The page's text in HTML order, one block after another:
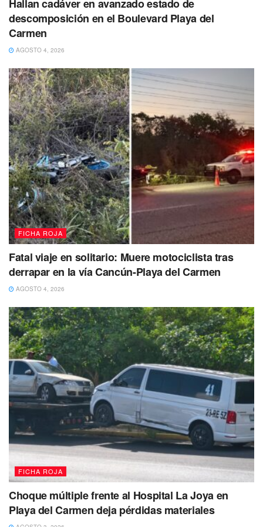
Más tardeen una segunda diligencia en otro punto de
la ciudad,
aseguraron una caja con posibles drogas
paquetería de esta ciudad, esto luego de queun oficial
canino le realizó un marcaje de alerta mientras
inspeccionaba la zona.
Tras estos operativos,las drogas fueron aseguradasy
puestas a disposición de laFiscalía General del Estado
(FGE).para las indagaciones correspondientes.
Caen tres sujetos por atentar contra la seguridad y
Hallan cadáver en avanzado estado de
descomposición en el Boulevard Playa del
Carmen
AGOSTO 4, 2026
FICHA ROJA
Fatal viaje en solitario: Muere motociclista tras
derrapar en la vía Cancún-Playa del Carmen
AGOSTO 4, 2026
FICHA ROJA
Choque múltiple frente al Hospital La Joya en
Playa del Carmen deja pérdidas materiales